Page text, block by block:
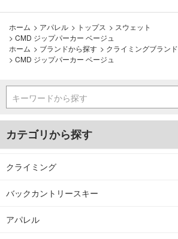
ホーム > アパレル > トップス > スウェット
> CMD ジップパーカー ベージュ
ホーム > ブランドから探す > クライミングブランド
> CMD ジップパーカー ベージュ
キーワードから探す
カテゴリから探す
クライミング
バックカントリースキー
アパレル